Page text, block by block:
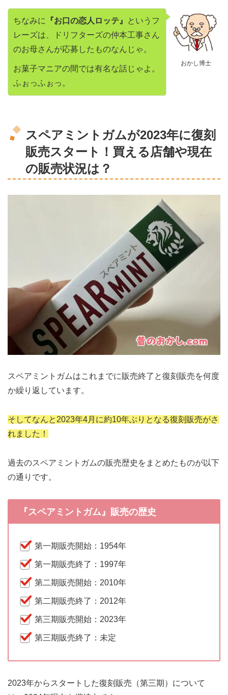
おかし博士
ちなみに 『お口の恋人ロッテ』
というフ
レーズは、ドリフターズの仲本工事さん
のお母さんが応募したものなんじゃ。
お菓子マニアの間では有名な話じゃよ。
ふぉっふぉっ。
スペアミントガムが2023年に復刻
販売スタート！買える店舗や現在
の販売状況は？
スペアミントガムはこれまでに販売終了と復刻販売を何度
か繰り返しています。
そしてなんと2023年4月に約10年ぶりとなる復刻販売がさ
れました！
過去のスペアミントガムの販売歴史をまとめたものが以下
の通りです。
『スペアミントガム』販売の歴史
第一期販売開始：1954年
第一期販売終了：1997年
第二期販売開始：2010年
第二期販売終了：2012年
第三期販売開始：2023年
第三期販売終了：未定
2023年からスタートした復刻販売（第三期）について